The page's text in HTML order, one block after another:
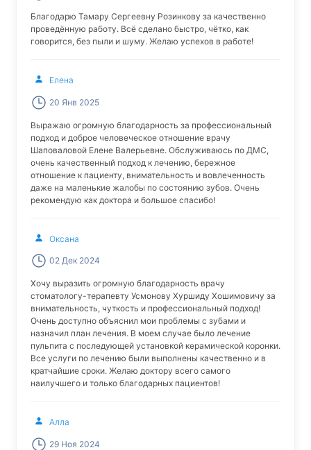
Благодарю Тамару Сергеевну Розинкову за качественно
проведённую работу. Всё сделано быстро, чётко, как
говорится, без пыли и шуму. Желаю успехов в работе!
Елена
20 Янв 2025
Выражаю огромную благодарность за профессиональный
подход и доброе человеческое отношение врачу
Шаповаловой Елене Валерьевне. Обслуживаюсь по ДМС,
очень качественный подход к лечению, бережное
отношение к пациенту, внимательность и вовлеченность
даже на маленькие жалобы по состоянию зубов. Очень
рекомендую как доктора и большое спасибо!
Оксана
02 Дек 2024
Хочу выразить огромную благодарность врачу
стоматологу-терапевту Усмонову Хуршиду Хошимовичу за
внимательность, чуткость и профессиональный подход!
Очень доступно объяснил мои проблемы с зубами и
назначил план лечения. В моем случае было лечение
пульпита с последующей установкой керамической коронки.
Все услуги по лечению были выполнены качественно и в
кратчайшие сроки. Желаю доктору всего самого
наилучшего и только благодарных пациентов!
Алла
29 Ноя 2024